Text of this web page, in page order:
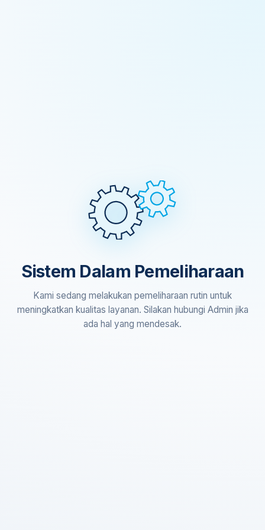
Sistem Dalam Pemeliharaan
Kami sedang melakukan pemeliharaan rutin untuk
meningkatkan kualitas layanan. Silakan hubungi Admin jika
ada hal yang mendesak.